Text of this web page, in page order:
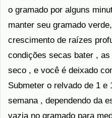
o gramado por alguns
manter seu gramado
crescimento de raízes
condições secas bater ,
seco , e você é deixado
Submeter o relvado de 1 e
semana , dependendo da
vazia no gramado para